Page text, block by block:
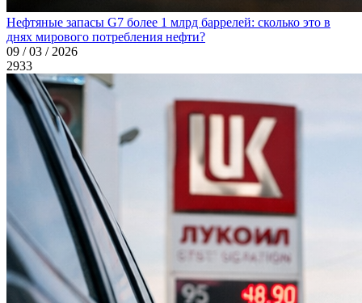
Нефтяные запасы G7 более 1 млрд баррелей: сколько это в
днях мирового потребления нефти?
09 / 03 / 2026
2933